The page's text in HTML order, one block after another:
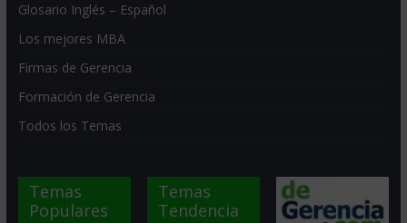
Glosario Inglés – Español
Los mejores MBA
Firmas de Gerencia
Formación de Gerencia
Todos los Temas
Temas
Populares
Temas
Tendencia